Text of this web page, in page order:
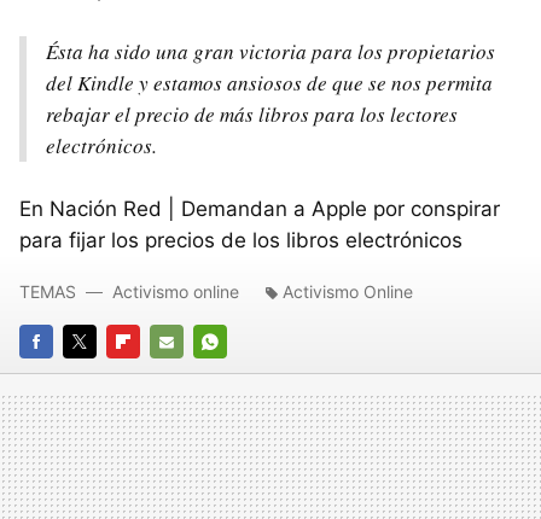
Ésta ha sido una gran victoria para los propietarios
del Kindle y estamos ansiosos de que se nos permita
rebajar el precio de más libros para los lectores
electrónicos.
En Nación Red | Demandan a Apple por conspirar
para fijar los precios de los libros electrónicos
FACEBOOK
TWITTERFLIPBOARD
E-
MAIL
WHATSAPP
TEMAS Activismo online Activismo Online